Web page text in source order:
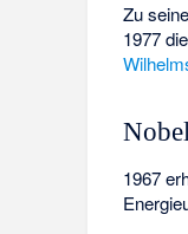
Zu
1977
1967